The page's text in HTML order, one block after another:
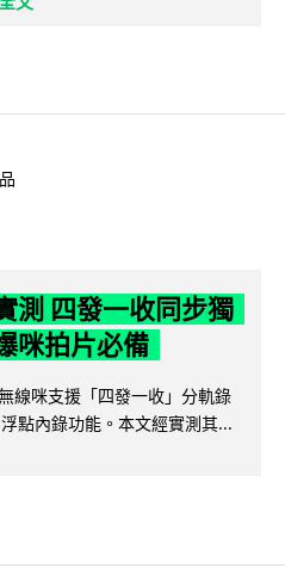
測 四發一收同步獨
咪拍片必備
線咪支援「四發一收」分軌錄
點內錄功能。本文經實測其...